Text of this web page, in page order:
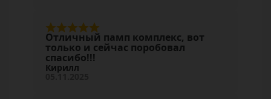
Отличный памп комплекс, вот
только и сейчас поробовал
спасибо!!!
Кирилл
05.11.2025